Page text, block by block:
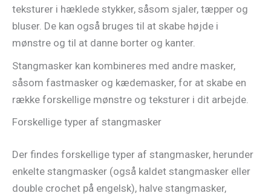
teksturer i hæklede stykker, såsom sjaler, tæpper og
bluser. De kan også bruges til at skabe højde i
mønstre og til at danne borter og kanter.
Stangmasker kan kombineres med andre masker,
såsom fastmasker og kædemasker, for at skabe en
række forskellige mønstre og teksturer i dit arbejde.
Forskellige typer af stangmasker
Der findes forskellige typer af stangmasker, herunder
enkelte stangmasker (også kaldet stangmasker eller
double crochet på engelsk), halve stangmasker,